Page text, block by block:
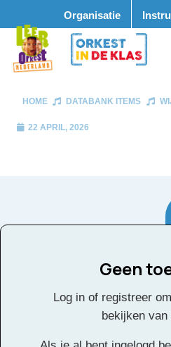
Organisatie
HOME DATABANK ITEMS
22 APRIL, 2026
Wij spelen
Geen
Log in of registreer
bekijken